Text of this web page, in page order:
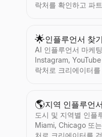
락처를 확인하고 파
🌟인플루언서 찾기
AI 인플루언서 마케
Instagram,
락처로 크리에이터
🌎지역 인플루언
도시 및 지역별 인플
Miami, Chicago 또